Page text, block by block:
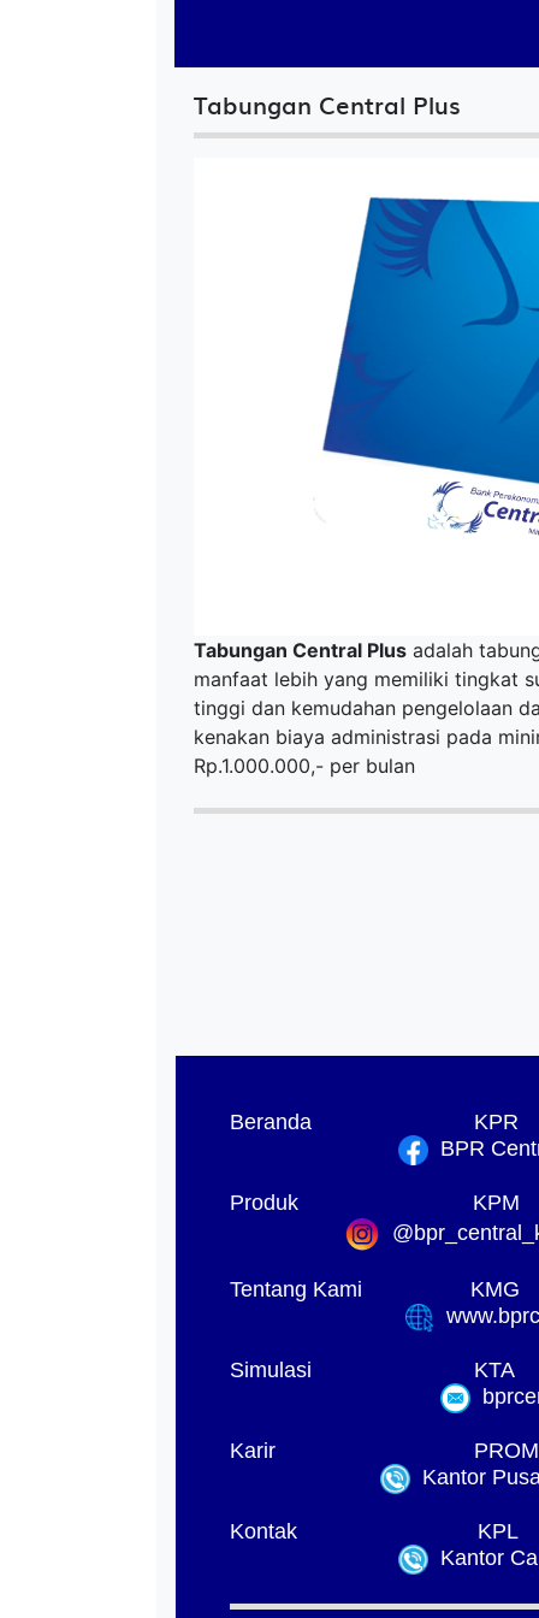
Tabungan Central Plus
Tabungan Central Plus adalah
manfaat lebih yang memiliki tingkat
tinggi dan kemudahan pengelolaan
kenakan biaya administrasi pada
Rp.1.000.000,- per bulan
Beranda
KPR
BPR
Produk
KPM
Tentang Kami
KMG
Simulasi
KTA
Karir
Kantor
Kontak
KPL
Kantor